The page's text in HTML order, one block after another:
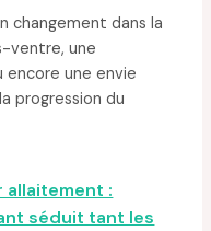
changement dans la
ventre, une
une envie
progression du
allaitement :
séduit tant les